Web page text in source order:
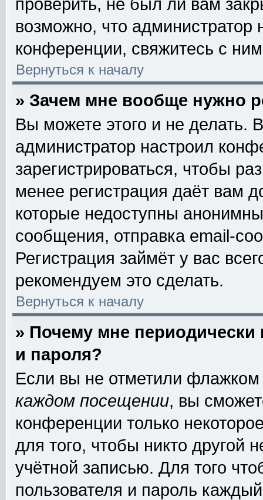
проверить, не был ли вам
возможно, что
конференции, свяжитесь с
Вернуться к началу
» Зачем мне вообще нужно
Вы можете этого и не делать.
администратор настроил
зарегистрироваться, чтобы
менее регистрация даёт вам
которые недоступны
сообщения, отправка email-
Регистрация займёт у вас
рекомендуем это сделать.
Вернуться к началу
» Почему мне
и пароля?
Если вы не отметили флажком
каждом посещении, вы
конференции только
для того, чтобы никто другой
учётной записью. Для того
пользователя и пароль